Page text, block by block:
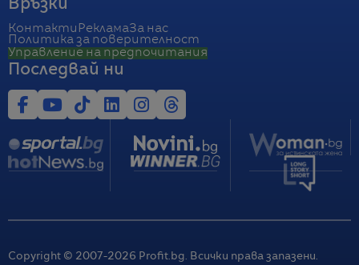
Връзки
Контакти РекламаЗа нас
Политика за поверителност
Управление на предпочитания
Последвай ни
Copyright © 2007-2026 Profit.bg. Всички права запазени.